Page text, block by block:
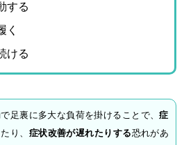
する
く
ける
足裏に多大な負荷を掛けることで、症
り、 症状改善が遅れたりする恐れがあ